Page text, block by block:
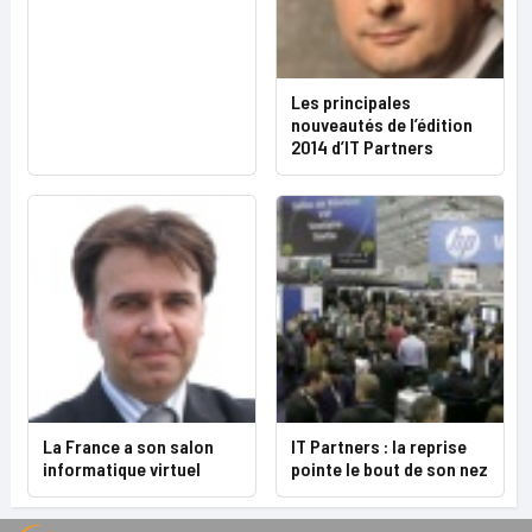
Les principales
nouveautés de l’édition
2014 d’IT Partners
La France a son salon
informatique virtuel
IT Partners : la reprise
pointe le bout de son nez